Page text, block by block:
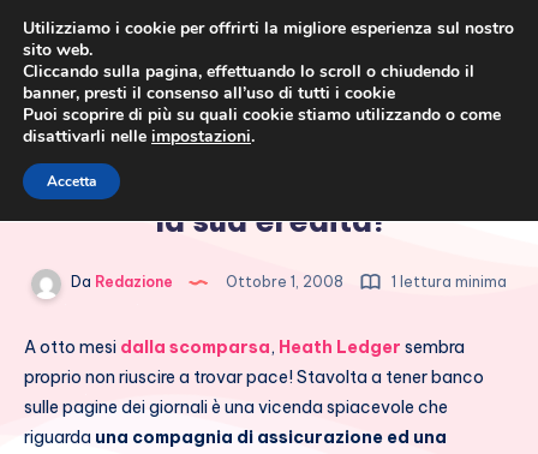
La figlia di Heath Ledger vuole
la sua eredità!
Da Redazione Ottobre 1, 2008 1 lettura minima
A otto mesi dalla scomparsa, Heath Ledger sembra
proprio non riuscire a trovar pace! Stavolta a tener banco
sulle pagine dei giornali è una vicenda spiacevole che
riguarda una compagnia di assicurazione ed una
Utilizziamo i cookie per offrirti la migliore esperienza sul nostro
sito web.
Cliccando sulla pagina, effettuando lo scroll o chiudendo il
banner, presti il consenso all’uso di tutti i cookie
Puoi scoprire di più su quali cookie stiamo utilizzando o come
disattivarli nelle impostazioni.
Accetta